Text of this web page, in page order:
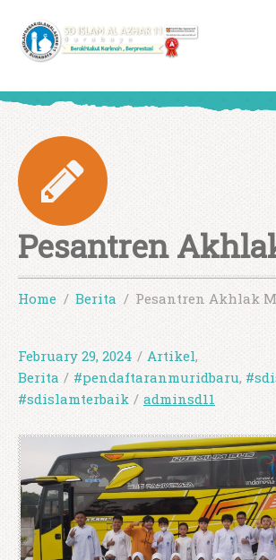
Pesantren
Home Berita Pesantren Akhlak
February 29, 2024 / Artikel,
Berita / #pendaftaranmuridbaru,
#sdislamterbaik / adminsd11